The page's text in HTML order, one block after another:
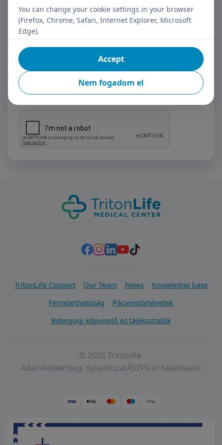
Subscribe
I have read the data management information.
I consent to the Controller processing my personal data
TritonLife Csoport Our Team News
Knowledge base
Fenntarthatóság
Pácienstörténetek
Betegjogi képviselő és tájékoztatók
© 2026 Tritonlife.
AdatvédelemJogi nyilatkozatÁSZFSüti beállítások
You can change your cookie settings in your browser
(Firefox, Chrome, Safari, Internet Explorer, Microsoft
Edge).
Nem fogadom el
Accept